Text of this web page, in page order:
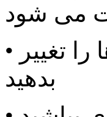
• می توانید با توجه به سلیقه ی خود مغزها و میوه ها را تغییر
بدهید